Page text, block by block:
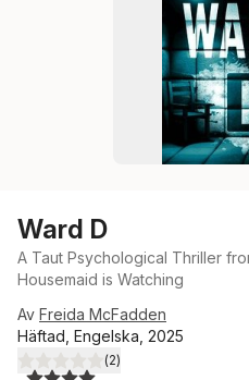
Ward D
A Taut Psychological Thriller
Housemaid is Watching
Av Freida McFadden
Häftad, Engelska, 2025
4,0utav 5 stjärnor. Totalt antal
(2)